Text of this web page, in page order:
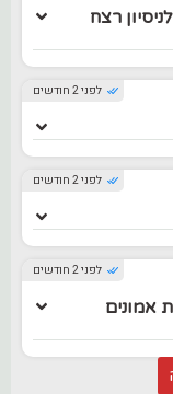
לניסיון רצח
לפני 2 חודשים
לפני 2 חודשים
לפני 2 חודשים
אמונים